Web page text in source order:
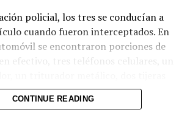
General de
El
(@FGR_SV)
policial, los tres se conducían a
cuando fueron interceptados. En
se encontraron porciones de
efectivo, tres teléfonos celulares, un
de papel para elaborar cigarrillos
transparentes.
CONTINUE READING